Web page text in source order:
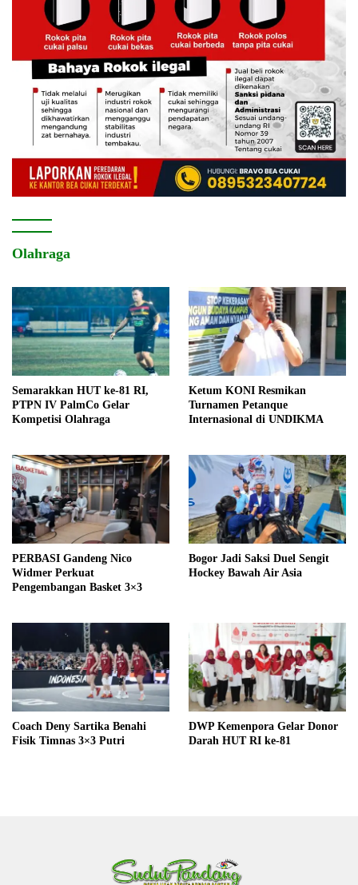
Olahraga
Semarakkan HUT ke-81 RI,
PTPN IV PalmCo Gelar
Kompetisi Olahraga
Ketum KONI Resmikan
Turnamen Petanque
Internasional di UNDIKMA
PERBASI Gandeng Nico
Widmer Perkuat
Pengembangan Basket 3×3
Bogor Jadi Saksi Duel Sengit
Hockey Bawah Air Asia
Coach Deny Sartika Benahi
Fisik Timnas 3×3 Putri
DWP Kemenpora Gelar Donor
Darah HUT RI ke-81